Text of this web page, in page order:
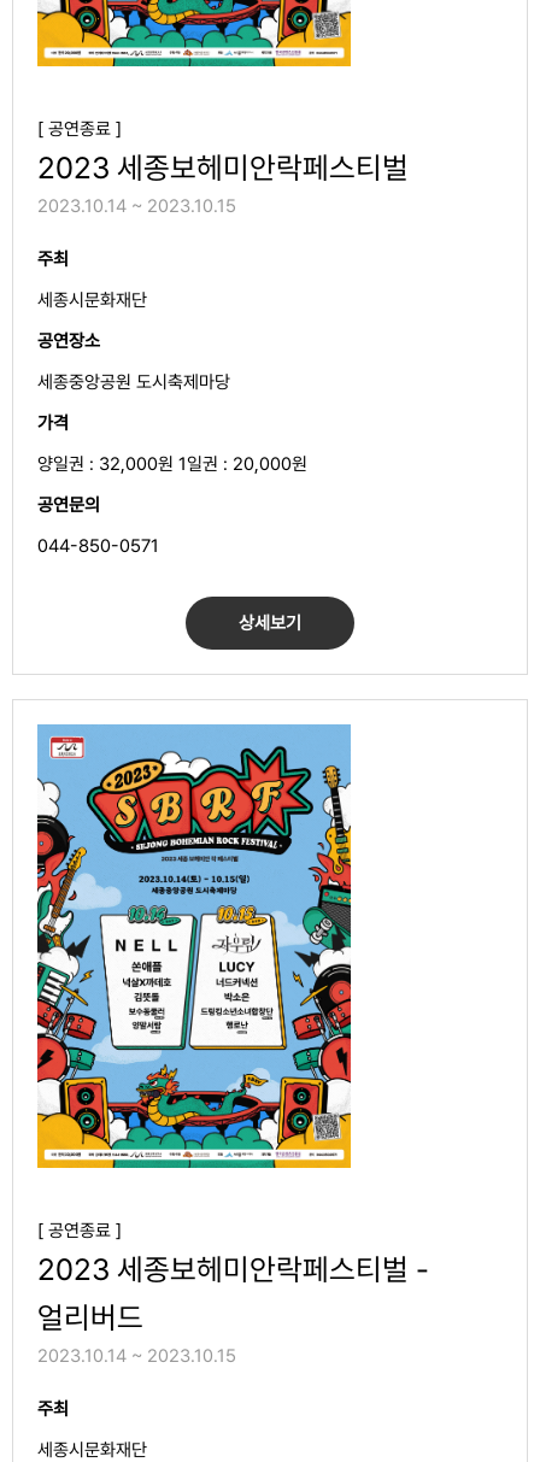
[ 공연종료 ]
2023 세종보헤미안락페스티벌
2023.10.14 ~ 2023.10.15
주최
세종시문화재단
공연장소
세종중앙공원 도시축제마당
가격
양일권 : 32,000원 1일권 : 20,000원
공연문의
044-850-0571
상세보기
[ 공연종료 ]
2023 세종보헤미안락페스티벌 -
얼리버드
2023.10.14 ~ 2023.10.15
주최
세종시문화재단